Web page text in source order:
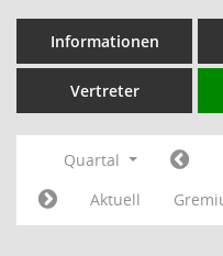
Informationen
Vertreter
Quartal
Aktuell